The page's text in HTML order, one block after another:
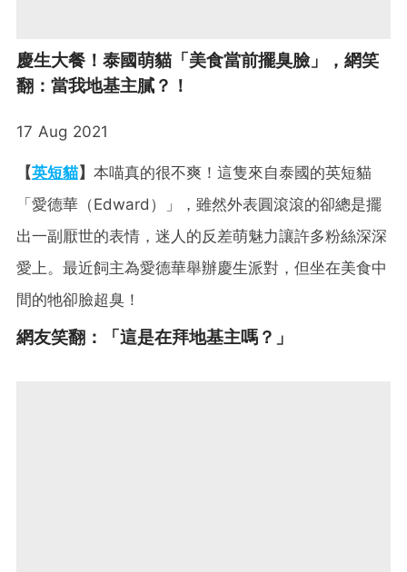
慶生大餐！泰國萌貓「美食當前擺臭臉」，網笑
翻：當我地基主膩？！
17 Aug 2021
【英短貓】 本喵真的很不爽！這隻來自泰國的英短貓
「愛德華（Edward）」，雖然外表圓滾滾的卻總是擺
出一副厭世的表情，迷人的反差萌魅力讓許多粉絲深深
愛上。最近飼主為愛德華舉辦慶生派對，但坐在美食中
間的牠卻臉超臭！
網友笑翻：「這是在拜地基主嗎？」